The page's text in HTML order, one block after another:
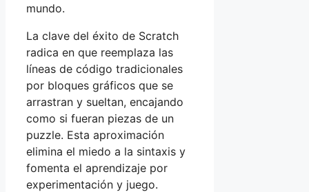
mundo.
La clave del éxito de Scratch
radica en que reemplaza las
líneas de código tradicionales
por bloques gráficos que se
arrastran y sueltan, encajando
como si fueran piezas de un
puzzle. Esta aproximación
elimina el miedo a la sintaxis y
fomenta el aprendizaje por
experimentación y juego.